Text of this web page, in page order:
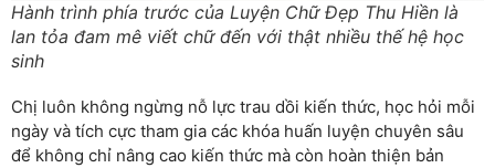
Hành trình phía trước của Luyện Chữ Đẹp Thu Hiền là
lan tỏa đam mê viết chữ đến với thật nhiều thế hệ học
sinh
Chị luôn không ngừng nỗ lực trau dồi kiến thức, học hỏi mỗi
ngày và tích cực tham gia các khóa huấn luyện chuyên sâu
để không chỉ nâng cao kiến thức mà còn hoàn thiện bản